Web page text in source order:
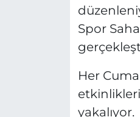
Spor
Her
yakalıyor.